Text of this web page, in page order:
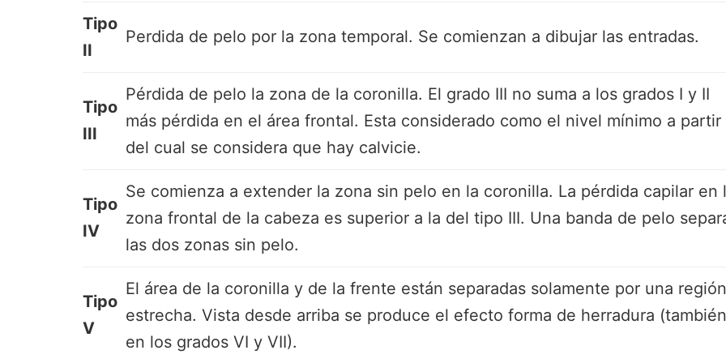
Tipo
II
Perdida de pelo por la zona temporal. Se comienzan a dibujar las entradas.
Tipo
III
Pérdida de pelo la zona de la coronilla. El grado III no suma a los grados I y II
más pérdida en el área frontal. Esta considerado como el nivel mínimo a partir
del cual se considera que hay calvicie.
Tipo
IV
Se comienza a extender la zona sin pelo en la coronilla. La pérdida capilar en
zona frontal de la cabeza es superior a la del tipo III. Una banda de pelo
las dos zonas sin pelo.
Tipo
V
El área de la coronilla y de la frente están separadas solamente por una región
estrecha. Vista desde arriba se produce el efecto forma de herradura (también
en los grados VI y VII).